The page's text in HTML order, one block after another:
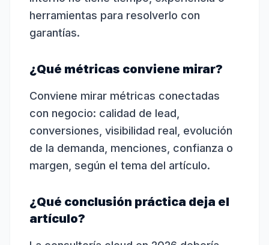
herramientas para resolverlo con
garantías.
¿Qué métricas conviene mirar?
Conviene mirar métricas conectadas
con negocio: calidad de lead,
conversiones, visibilidad real, evolución
de la demanda, menciones, confianza o
margen, según el tema del artículo.
¿Qué conclusión práctica deja el
artículo?